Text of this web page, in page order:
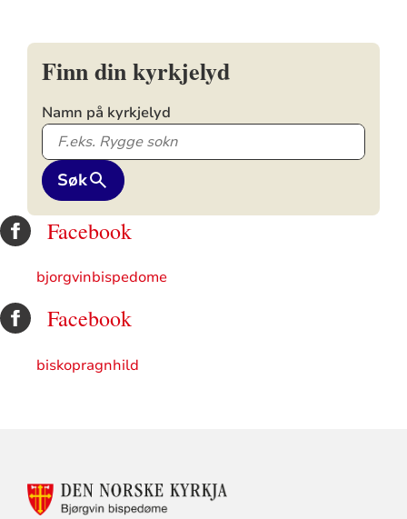
Finn din kyrkjelyd
Namn på kyrkjelyd
Søk
Facebook
bjorgvinbispedome
Facebook
biskopragnhild
KONTAKTINFORMASJON